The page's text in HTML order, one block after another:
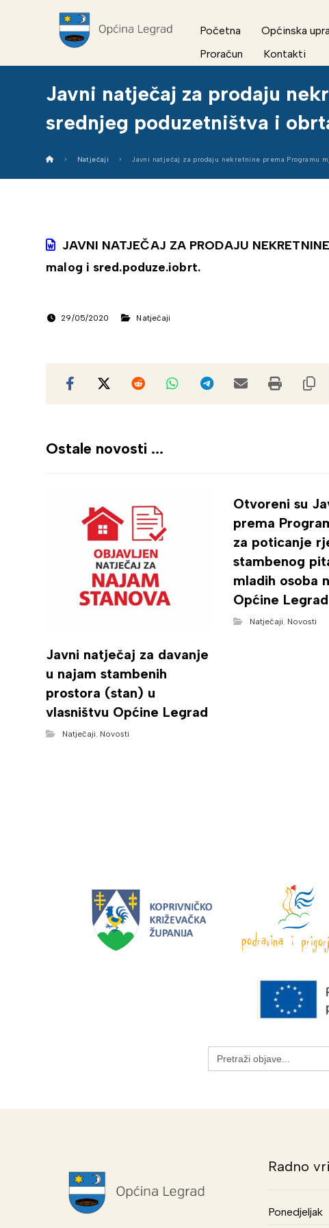
Početna Općinska
Proračun
Kontakti
Javni natječaj za prodaju
srednjeg poduzetništva i
Natječaji Javni natječaj za prodaju nekretnine prema Programu
JAVNI NATJEČAJ ZA PRODAJU
malog i sred.poduze.iobrt.
29/05/2020 Natječaji
Ostale novosti ...
Javni natječaj za davanje
u najam stambenih
prostora (stan) u
vlasništvu Općine Legrad
Natječaji, Novosti
Otvoreni su
prema
za poticanje
stambenog
mladih osoba
Općine Legrad
Natječaji, Novosti
Search
for:
Radno
Ponedjeljak